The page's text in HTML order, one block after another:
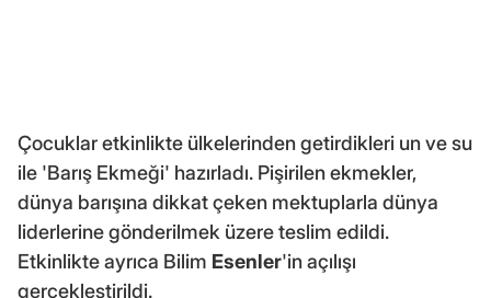
Çocuklar etkinlikte ülkelerinden getirdikleri un ve su
ile 'Barış Ekmeği' hazırladı. Pişirilen ekmekler,
dünya barışına dikkat çeken mektuplarla dünya
liderlerine gönderilmek üzere teslim edildi.
Etkinlikte ayrıca Bilim Esenler'in açılışı
gerçekleştirildi.